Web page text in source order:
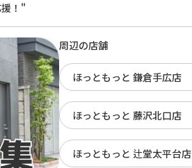
！"
周辺の店舗
ほっともっと 鎌倉手広店
ほっともっと 藤沢北口店
ほっともっと 辻堂太平台店